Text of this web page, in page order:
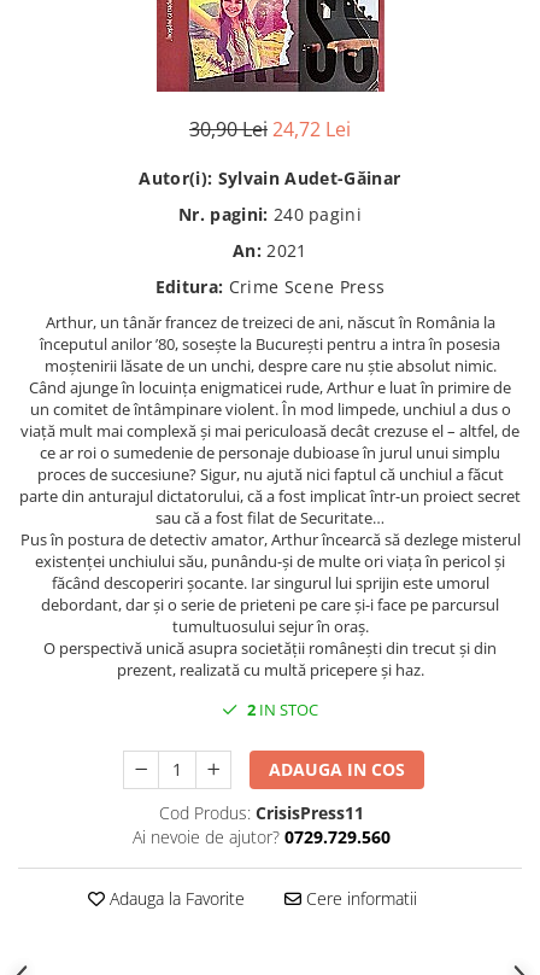
Manuale scolare/Cursuri
Psihologie
Sociologie
Spiritualitate/Ezoterism
Sport
Stiinte/Educatie
30,90 Lei24,72 Lei
Autor(i): Sylvain Audet-Găinar
Nr. pagini: 240 pagini
An: 2021
Editura: Crime Scene Press
Arthur, un tânăr francez de treizeci de ani, născut în România la
începutul anilor ’80, sosește la București pentru a intra în posesia
moștenirii lăsate de un unchi, despre care nu știe absolut nimic.
Când ajunge în locuința enigmaticei rude, Arthur e luat în primire de
un comitet de întâmpinare violent. În mod limpede, unchiul a dus o
viață mult mai complexă și mai periculoasă decât crezuse el – altfel, de
ce ar roi o sumedenie de personaje dubioase în jurul unui simplu
proces de succesiune? Sigur, nu ajută nici faptul că unchiul a făcut
parte din anturajul dictatorului, că a fost implicat într-un proiect secret
sau că a fost filat de Securitate…
Pus în postura de detectiv amator, Arthur încearcă să dezlege misterul
existenței unchiului său, punându-și de multe ori viața în pericol și
făcând descoperiri șocante. Iar singurul lui sprijin este umorul
debordant, dar și o serie de prieteni pe care și-i face pe parcursul
tumultuosului sejur în oraș.
O perspectivă unică asupra societății românești din trecut și din
prezent, realizată cu multă pricepere și haz.
2 IN STOC
ADAUGA IN COS
Cod Produs: CrisisPress11
Ai nevoie de ajutor? 0729.729.560
Adauga la Favorite Cere informatii